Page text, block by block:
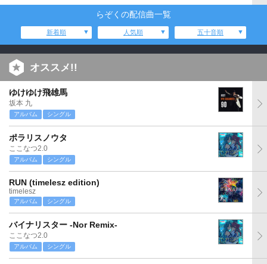
らぞくの配信曲一覧
新着順 人気順 五十音順
オススメ!!
ゆけゆけ飛雄馬
坂本 九
アルバム シングル
ポラリスノウタ
ここなつ2.0
アルバム シングル
RUN (timelesz edition)
timelesz
アルバム シングル
バイナリスター -Nor Remix-
ここなつ2.0
アルバム シングル